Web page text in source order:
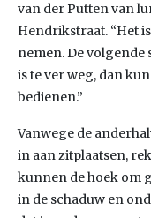
van der Putten van
Hendrikstraat. “Het
nemen. De volgende
is te ver weg, dan
bedienen.”
Vanwege de
in aan zitplaatsen,
kunnen de hoek om
in de schaduw en